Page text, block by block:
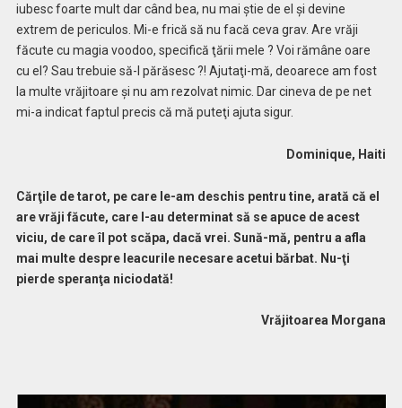
iubesc foarte mult dar când bea, nu mai ştie de el şi devine
extrem de periculos. Mi-e frică să nu facă ceva grav. Are vrăji
făcute cu magia voodoo, specifică ţării mele ? Voi rămâne oare
cu el? Sau trebuie să-l părăsesc ?! Ajutaţi-mă, deoarece am fost
la multe vrăjitoare şi nu am rezolvat nimic. Dar cineva de pe net
mi-a indicat faptul precis că mă puteţi ajuta sigur.
Dominique, Haiti
Cărţile de tarot, pe care le-am deschis pentru tine, arată că el
are vrăji făcute, care l-au determinat să se apuce de acest
viciu, de care îl pot scăpa, dacă vrei. Sună-mă, pentru a afla
mai multe despre leacurile necesare acetui bărbat. Nu-ţi
pierde speranţa niciodată!
Vrăjitoarea Morgana